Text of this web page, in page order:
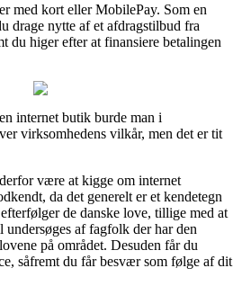
med kort eller MobilePay. Som en
drage nytte af et afdragstilbud fra
du higer efter at finansiere betalingen
internet butik burde man i
virksomhedens vilkår, men det er tit
være at kigge om internet
da det generelt er et kendetegn
de danske love, tillige med at
af fagfolk der har den
på området. Desuden får du
såfremt du får besvær som følge af dit